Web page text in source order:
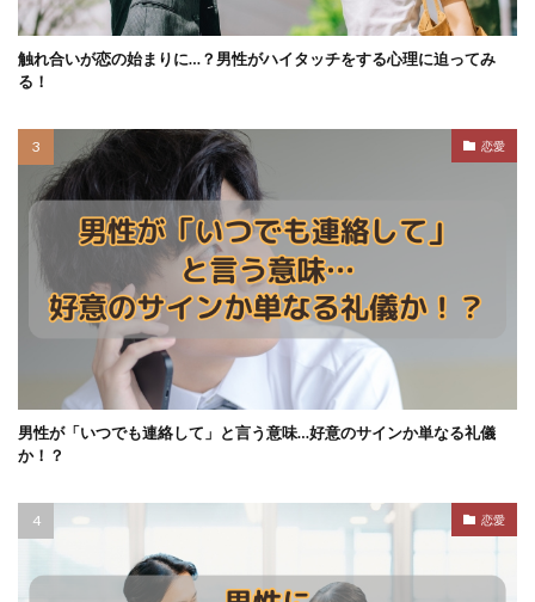
触れ合いが恋の始まりに…？男性がハイタッチをする心理に迫ってみ
る！
恋愛
男性が「いつでも連絡して」と言う意味…好意のサインか単なる礼儀
か！？
恋愛